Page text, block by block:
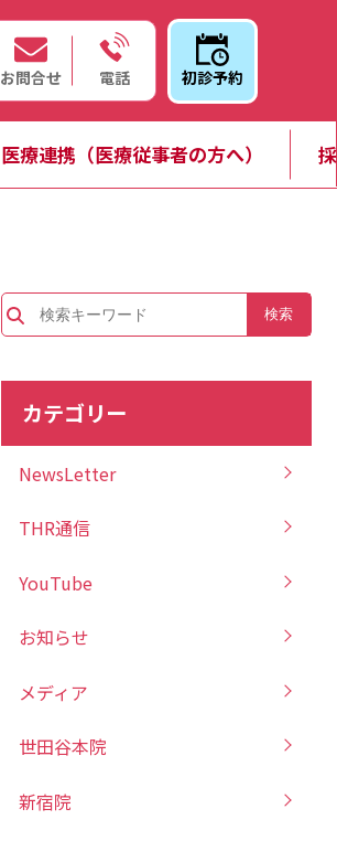
初診予約
お問合せ 電話
医療連携（医療従事者の方へ）
カテゴリー
NewsLetter
THR通信
YouTube
お知らせ
メディア
世田谷本院
新宿院